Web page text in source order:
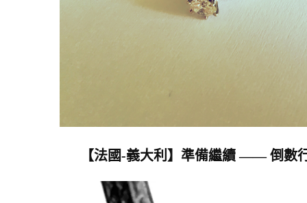
【法國-義大利】準備繼續 —— 倒數